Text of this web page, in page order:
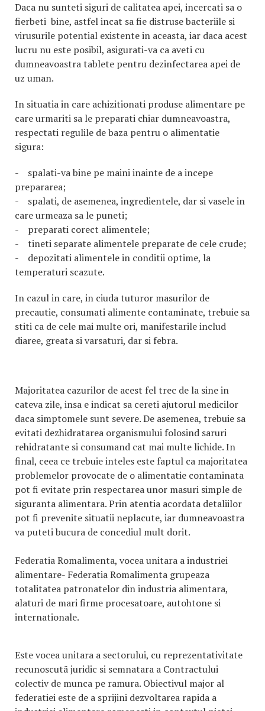
Daca nu sunteti siguri de calitatea apei, incercati sa o
fierbeti bine, astfel incat sa fie distruse bacteriile si
virusurile potential existente in aceasta, iar daca acest
lucru nu este posibil, asigurati-va ca aveti cu
dumneavoastra tablete pentru dezinfectarea apei de
uz uman.
In situatia in care achizitionati produse alimentare pe
care urmariti sa le preparati chiar dumneavoastra,
respectati regulile de baza pentru o alimentatie
sigura:
- spalati-va bine pe maini inainte de a incepe
prepararea;
- spalati, de asemenea, ingredientele, dar si vasele in
care urmeaza sa le puneti;
- preparati corect alimentele;
- tineti separate alimentele preparate de cele crude;
- depozitati alimentele in conditii optime, la
temperaturi scazute.
In cazul in care, in ciuda tuturor masurilor de
precautie, consumati alimente contaminate, trebuie sa
stiti ca de cele mai multe ori, manifestarile includ
diaree, greata si varsaturi, dar si febra.
Majoritatea cazurilor de acest fel trec de la sine in
cateva zile, insa e indicat sa cereti ajutorul medicilor
daca simptomele sunt severe. De asemenea, trebuie sa
evitati dezhidratarea organismului folosind saruri
rehidratante si consumand cat mai multe lichide. In
final, ceea ce trebuie inteles este faptul ca majoritatea
problemelor provocate de o alimentatie contaminata
pot fi evitate prin respectarea unor masuri simple de
siguranta alimentara. Prin atentia acordata detaliilor
pot fi prevenite situatii neplacute, iar dumneavoastra
va puteti bucura de concediul mult dorit.
Federatia Romalimenta, vocea unitara a industriei
alimentare- Federatia Romalimenta grupeaza
totalitatea patronatelor din industria alimentara,
alaturi de mari firme procesatoare, autohtone si
internationale.
Este vocea unitara a sectorului, cu reprezentativitate
recunoscutã juridic si semnatara a Contractului
colectiv de munca pe ramura. Obiectivul major al
federatiei este de a sprijini dezvoltarea rapida a